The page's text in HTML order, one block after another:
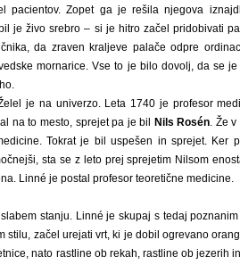
Zopet ga je rešila njegova
je živo srebro – si je hitro začel pridobivati
da zraven kraljeve palače odpre
mornarice. Vse to je bilo dovolj, da se
je na univerzo. Leta 1740 je profesor
na to mesto, sprejet pa je bil
Nils Rosén. Že
Tokrat je bil uspešen in sprejet. Ker
sta se z leto prej sprejetim Nilsom
Linné je postal profesor teoretične medicine.
stanju. Linné je skupaj s tedaj
stilu, začel urejati vrt, ki je dobil ogrevano
nato rastline ob rekah, rastline ob jezerih